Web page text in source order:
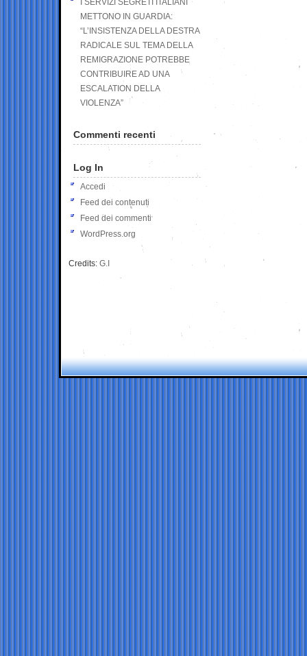
I SERVIZI SEGRETI ITALIANI
METTONO IN GUARDIA:
“L’INSISTENZA DELLA DESTRA
RADICALE SUL TEMA DELLA
REMIGRAZIONE POTREBBE
CONTRIBUIRE AD UNA
ESCALATION DELLA
VIOLENZA”
Commenti recenti
Log In
Accedi
Feed dei contenuti
Feed dei commenti
WordPress.org
Credits: G.I